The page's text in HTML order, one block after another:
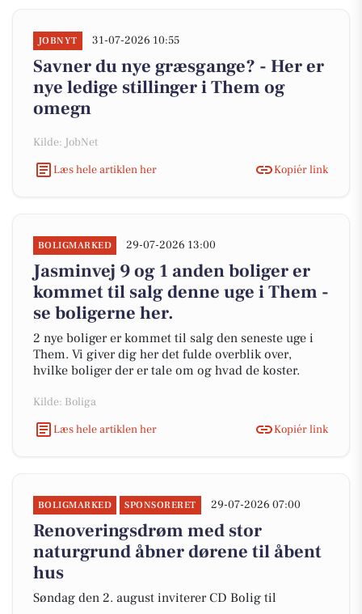
JOBNYT 31-07-2026 10:55
Savner du nye græsgange? - Her er
nye ledige stillinger i Them og
omegn
Kilde: JobNet
Læs hele artiklen her
Kopiér link
BOLIGMARKED 29-07-2026 13:00
Jasminvej 9 og 1 anden boliger er
kommet til salg denne uge i Them -
se boligerne her.
2 nye boliger er kommet til salg den seneste uge i
Them. Vi giver dig her det fulde overblik over,
hvilke boliger der er tale om og hvad de koster.
Kilde: Boliga
Læs hele artiklen her
Kopiér link
BOLIGMARKED SPONSORERET 29-07-2026 07:00
Renoveringsdrøm med stor
naturgrund åbner dørene til åbent
hus
Søndag den 2. august inviterer CD Bolig til